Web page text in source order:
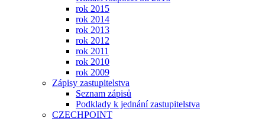
rok 2015
rok 2014
rok 2013
rok 2012
rok 2011
rok 2010
rok 2009
Zápisy zastupitelstva
Seznam zápisů
Podklady k jednání zastupitelstva
CZECHPOINT